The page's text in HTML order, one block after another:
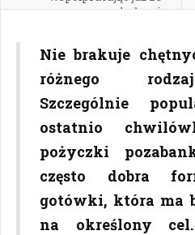
szkołami
Nie brakuje
różnego
Szczególnie
ostatnio
pożyczki
często dobra
gotówki, która ma
na określony